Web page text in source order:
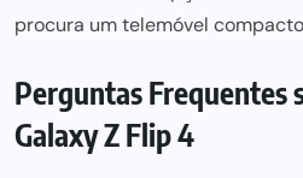
procura um telemóvel
Perguntas Frequentes
Galaxy Z Flip 4